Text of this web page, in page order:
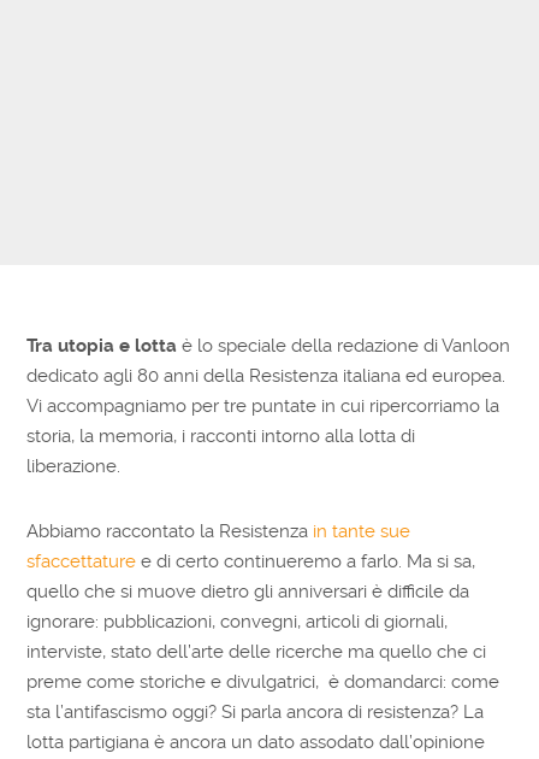
Tra utopia e lotta è lo speciale della redazione di Vanloon
dedicato agli 80 anni della Resistenza italiana ed europea.
Vi accompagniamo per tre puntate in cui ripercorriamo la
storia, la memoria, i racconti intorno alla lotta di
liberazione.
Abbiamo raccontato la Resistenza in tante sue
sfaccettaturee di certo continueremo a farlo. Ma si sa,
quello che si muove dietro gli anniversari è difficile da
ignorare: pubblicazioni, convegni, articoli di giornali,
interviste, stato dell’arte delle ricerche ma quello che ci
preme come storiche e divulgatrici, è domandarci: come
sta l’antifascismo oggi? Si parla ancora di resistenza? La
lotta partigiana è ancora un dato assodato dall’opinione